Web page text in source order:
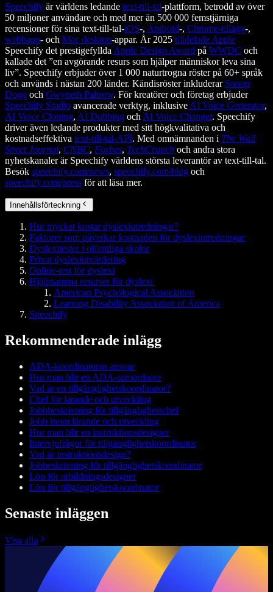
Speechify är världens ledande text-till-tal-plattform, betrodd av över
50 miljoner användare och med mer än 500 000 femstjärniga
recensioner för sina text-till-tal-iOS-, Android-, Chrome-tillägg-,
webbapp- och Mac desktop-appar. År 2025 tilldelade Apple
Speechify det prestigefyllda Apple Design Award på WWDC och
kallade det ”en avgörande resurs som hjälper människor leva sina
liv”. Speechify erbjuder över 1 000 naturtrogna röster på 60+ språk
och används i nästan 200 länder. Kändisröster inkluderar Snoop
Dogg och Gwyneth Paltrow. För kreatörer och företag erbjuder
Speechify Studio avancerade verktyg, inklusive AI Voice Generator,
AI Voice Cloning, AI Dubbing och AI Voice Changer. Speechify
driver även ledande produkter med sitt högkvalitativa och
kostnadseffektiva text-till-tal-API. Med omnämnanden i The Wall
Street Journal, CNBC, Forbes, TechCrunch och andra stora
nyhetskanaler är Speechify världens största leverantör av text-till-tal.
Besök speechify.com/news, speechify.com/blog och
speechify.com/press för att läsa mer.
Innehållsförteckning
Hur mycket kostar dyslexiutredningar?
Faktorer som påverkar kostnaden för dyslexiutredningar
Dyslexitester i offentliga skolor
Privat dyslexiutvärdering
Online-test för dyslexi
Hjälpsamma resurser för dyslexi
American Psychological Association
Learning Disability Association of America
Speechify
Rekommenderade inlägg
ADA-koordinatorns ansvar
Hur man blir en ADA-samordnare
Vad är en tillgänglighetskoordinator?
Chef för lärande och utveckling
Jobbbeskrivning för tillgänglighetschef
Jobb inom lärande och utveckling
Hur man blir en instruktionsdesigner
Intervjufrågor för tillgänglighetskoordinator
Vad är instruktionsdesign?
Jobbeskrivning för tillgänglighetskoordinator
Lön för utbildningsdesigner
Lön för tillgänglighetskoordinator
Senaste inläggen
Visa alla